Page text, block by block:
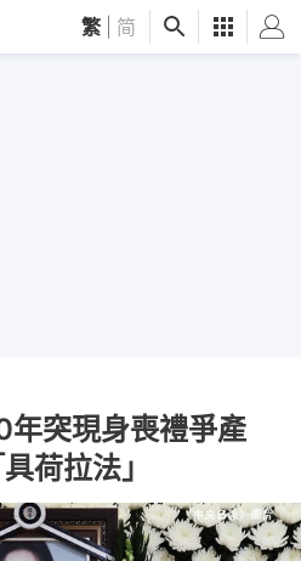
繁 简
年突現身喪禮爭產
荷拉法」